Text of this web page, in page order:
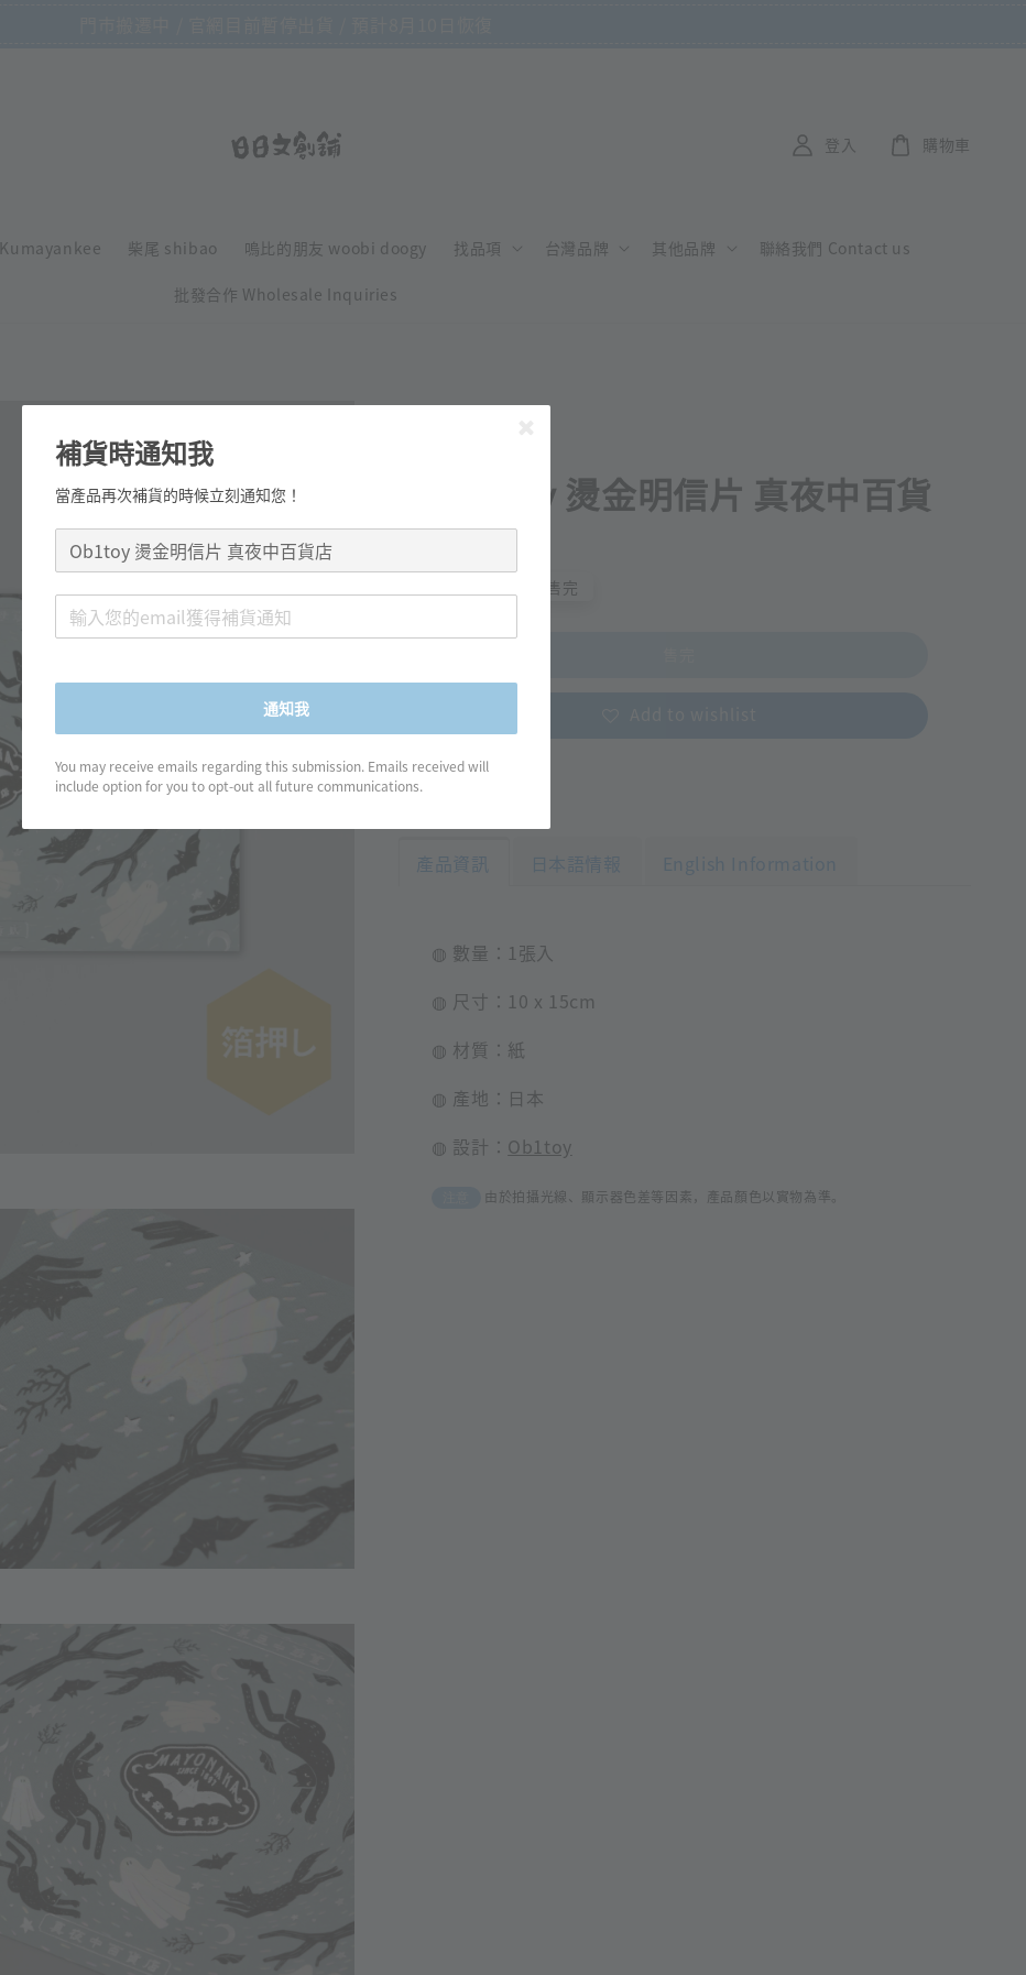
Kumayankee 柴尾 shibao 嗚比的朋友 woobi doogy 找品項 台灣品牌 其他品牌 聯絡我們 Contact us
批發合作 Wholesale Inquiries
登入 購物車
Ob1toy 燙金明信片 真夜中百貨
店
Regular
NT$ 110 售完
分享
產品資訊 日本語情報 English Information
◍ 數量：1張入
◍ 尺寸：10 x 15cm
◍ 材質：紙
◍ 產地：日本
◍ 設計： Ob1toy
由於拍攝光線、顯示器色差等因素，產品顏色以實物為準。
補貨時通知我
當產品再次補貨的時候立刻通知您！
通知我
You may receive emails regarding this submission. Emails received will
include option for you to opt-out all future communications.